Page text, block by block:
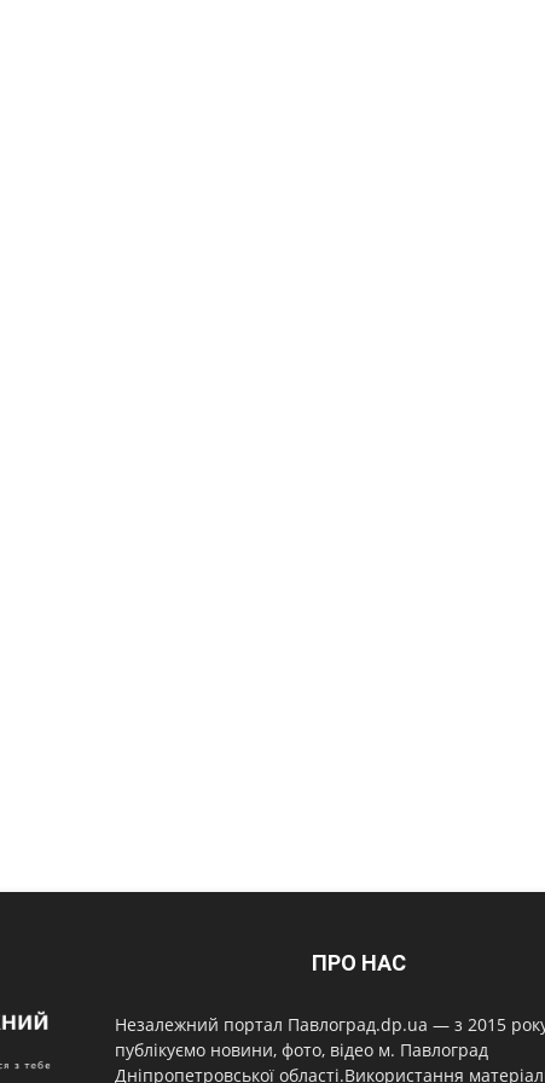
ПРО НАС
Незалежний портал Павлоград.dp.ua — з 2015
публікуємо новини, фото, відео м. Павлоград
Дніпропетровської області.Використання